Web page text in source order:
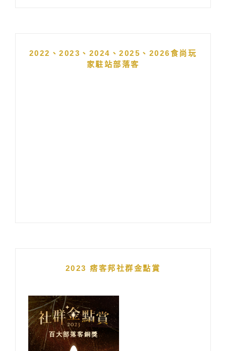
2022、2023、2024、2025、2026食尚玩
家駐站部落客
2023 痞客邦社群金點賞